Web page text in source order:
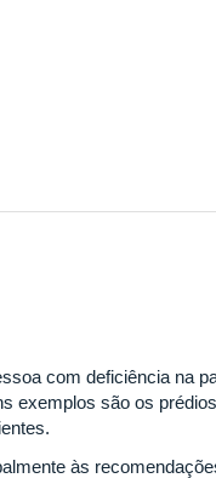
com deficiência na
exemplos são os
às